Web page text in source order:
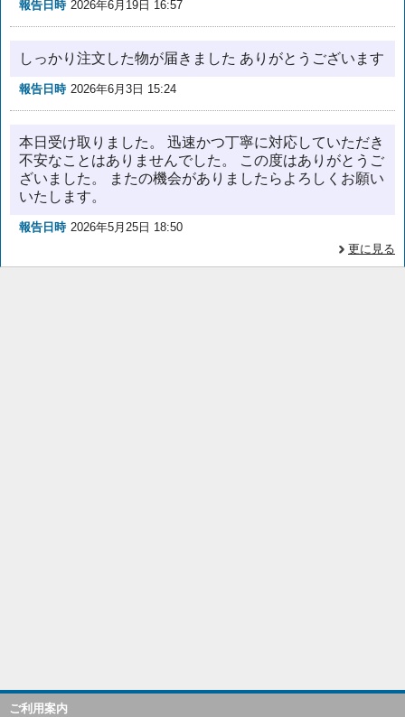
報告日時 2026年6月19日 16:57
しっかり注文した物が届きました ありがとうございます
報告日時 2026年6月3日 15:24
本日受け取りました。 迅速かつ丁寧に対応していただき
不安なことはありませんでした。 この度はありがとうご
ざいました。 またの機会がありましたらよろしくお願い
いたします。
報告日時 2026年5月25日 18:50
更に見る
ご利用案内